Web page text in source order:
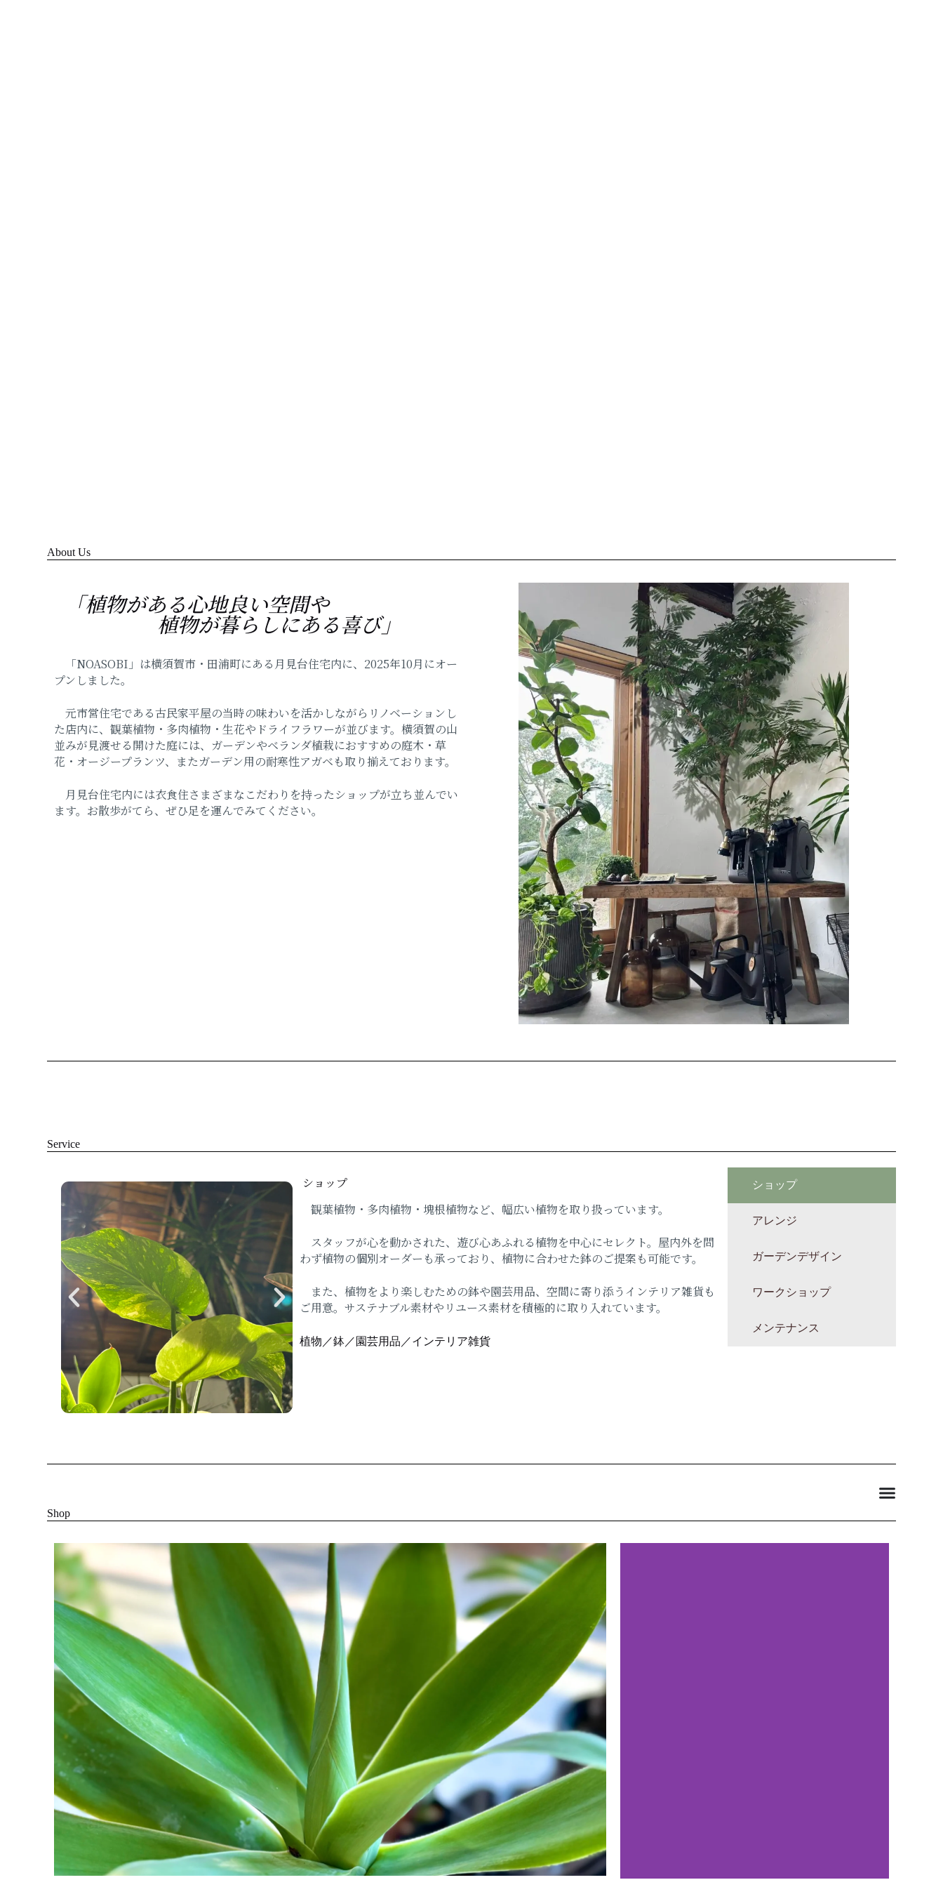
About Us
「植物がある心地良い空間や
植物が暮らしにある喜び」
「NOASOBI」は横須賀市・田浦町にある月見台住宅内に、2025年10月にオー
プンしました。
元市営住宅である古民家平屋の当時の味わいを活かしながらリノベーションし
た店内に、観葉植物・多肉植物・生花やドライフラワーが並びます。横須賀の山
並みが見渡せる開けた庭には、ガーデンやベランダ植栽におすすめの庭木・草
花・オージープランツ、またガーデン用の耐寒性アガベも取り揃えております。
月見台住宅内には衣食住さまざまなこだわりを持ったショップが立ち並んでい
ます。お散歩がてら、ぜひ足を運んでみてください。
Service
ショップ
アレンジ
ガーデンデザイン
ワークショップ
メンテナンス
ショップ
観葉植物・多肉植物・塊根植物など、幅広い植物を取り扱っています。
スタッフが心を動かされた、遊び心あふれる植物を中心にセレクト。屋内外を問
わず植物の個別オーダーも承っており、植物に合わせた鉢のご提案も可能です。
また、植物をより楽しむための鉢や園芸用品、空間に寄り添うインテリア雑貨も
ご用意。サステナブル素材やリユース素材を積極的に取り入れています。
植物／鉢／園芸用品／インテリア雑貨
Shop